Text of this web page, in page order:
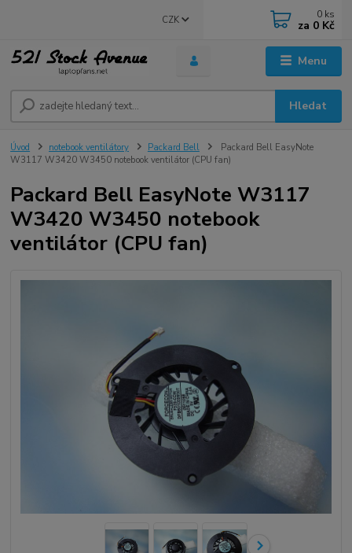
Menu
CZK
Hledat
0 ks
za 0 Kč
Úvod notebook ventilátory Packard Bell
Packard Bell EasyNote
W3117 W3420 W3450 notebook ventilátor (CPU fan)
Packard Bell EasyNote W3117
W3420 W3450 notebook
ventilátor (CPU fan)